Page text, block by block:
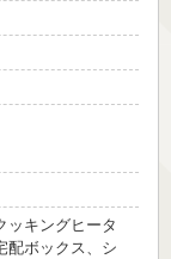
ッキングヒータ
配ボックス、シ